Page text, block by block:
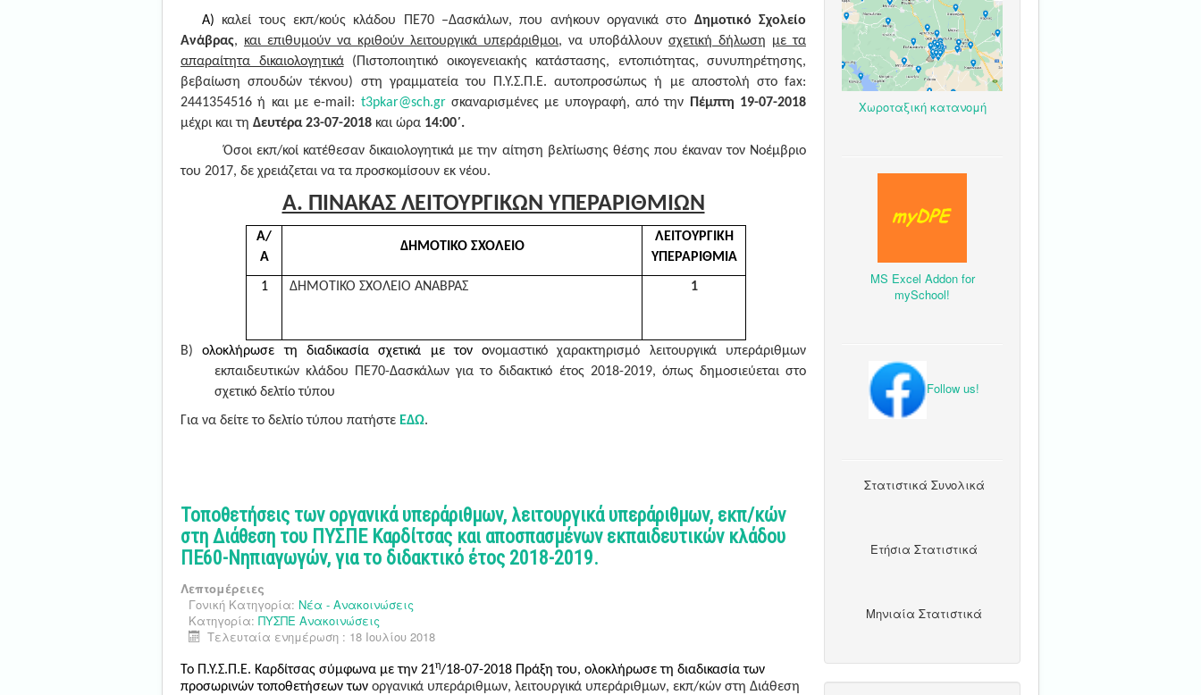
Α) καλεί τους εκπ/κούς κλάδου ΠΕ70 –Δασκάλων, που ανήκουν οργανικά στο Δημοτικό Σχολείο
Ανάβρας, και επιθυμούν να κριθούν λειτουργικά υπεράριθμοι, να υποβάλλουν σχετική δήλωση με τα
απαραίτητα δικαιολογητικά(Πιστοποιητικό οικογενειακής κατάστασης, εντοπιότητας, συνυπηρέτησης,
βεβαίωση σπουδών τέκνου) στη γραμματεία του Π.Υ.Σ.Π.Ε. αυτοπροσώπως ή με αποστολή στο fax:
2441354516 ή και μεe-mail : t3pkar@sch.grσκαναρισμένες με υπογραφή, από την
Πέμπτη 19-07-2018
μέχρι και τη Δευτέρα 23-07-2018 και ώρα 14:00΄.
Όσοι εκπ/κοί κατέθεσαν δικαιολογητικά με την αίτηση βελτίωσης θέσης που έκαναν τον Νοέμβριο
του 2017, δε χρειάζεται να τα προσκομίσουν εκ νέου.
Α. ΠΙΝΑΚΑΣ ΛΕΙΤΟΥΡΓΙΚΩΝ ΥΠΕΡΑΡΙΘΜΙΩΝ
Α/
Α
ΔΗΜΟΤΙΚΟ ΣΧΟΛΕΙΟ
ΛΕΙΤΟΥΡΓΙΚΗ
ΥΠΕΡΑΡΙΘΜΙΑ
1 ΔΗΜΟΤΙΚΟ ΣΧΟΛΕΙΟ ΑΝΑΒΡΑΣ 1
Β) ολοκλήρωσε τη διαδικασία σχετικά με τον ονομαστικό χαρακτηρισμό λειτουργικά υπεράριθμων
εκπαιδευτικών κλάδου ΠΕ70-Δασκάλων για το διδακτικό έτος 2018-2019, όπως δημοσιεύεται στο
σχετικό δελτίο τύπου
Για να δείτε το δελτίο τύπου πατήστε ΕΔΩ.
Τοποθετήσεις των οργανικά υπεράριθμων, λειτουργικά υπεράριθμων, εκπ/κών
στη Διάθεση του ΠΥΣΠΕ Καρδίτσας και αποσπασμένων εκπαιδευτικών κλάδου
ΠΕ60-Νηπιαγωγών, για το διδακτικό έτος 2018-2019.
Λεπτομέρειες
Γονική Κατηγορία: Νέα - Ανακοινώσεις
Κατηγορία: ΠΥΣΠΕ Ανακοινώσεις
Τελευταία ενημέρωση : 18 Ιουλίου 2018
Το Π.Υ.Σ.Π.Ε. Καρδίτσας σύμφωνα με την 21η/18-07-2018 Πράξη του, ολοκλήρωσε τη διαδικασία των
προσωρινών τοποθετήσεων των οργανικά υπεράριθμων, λειτουργικά υπεράριθμων, εκπ/κών στη Διάθεση
Χωροταξική κατανομή
MS Excel Addon for
mySchool!
Follow us!
Στατιστικά Συνολικά
Ετήσια Στατιστικά
Μηνιαία Στατιστικά